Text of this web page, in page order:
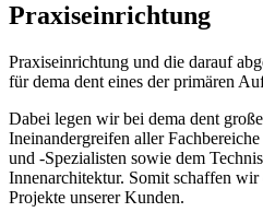
Praxiseinrichtung
Praxiseinrichtung und die darauf
für dema dent eines der primären
Dabei legen wir bei dema dent
Ineinandergreifen aller
und -Spezialisten sowie dem
Innenarchitektur. Somit schaffen
Projekte unserer Kunden.